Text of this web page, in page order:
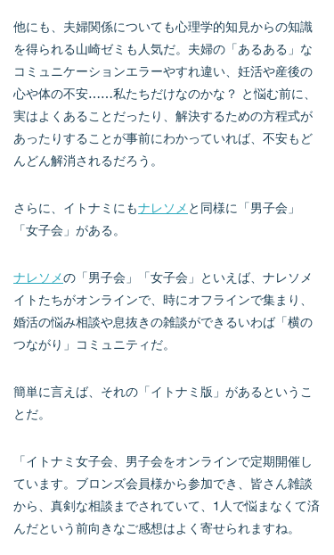
他にも、夫婦関係についても心理学的知見からの知識
を得られる山崎ゼミも人気だ。夫婦の「あるある」な
コミュニケーションエラーやすれ違い、妊活や産後の
心や体の不安……私たちだけなのかな？ と悩む前に、
実はよくあることだったり、解決するための方程式が
あったりすることが事前にわかっていれば、不安もど
んどん解消されるだろう。
さらに、イトナミにもナレソメ と同様に「男子会」
「女子会」がある。
ナレソメの「男子会」「女子会」といえば、ナレソメ
イトたちがオンラインで、時にオフラインで集まり、
婚活の悩み相談や息抜きの雑談ができるいわば「横の
つながり」コミュニティだ。
簡単に言えば、それの「イトナミ版」があるというこ
とだ。
「イトナミ女子会、男子会をオンラインで定期開催し
ています。ブロンズ会員様から参加でき、皆さん雑談
から、真剣な相談までされていて、1人で悩まなくて済
んだという前向きなご感想はよく寄せられますね。